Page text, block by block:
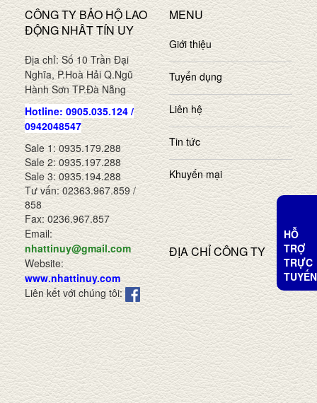
CÔNG TY BẢO HỘ LAO
ĐỘNG NHÂT TÍN UY
Địa chỉ: Số 10 Trần Đại
Nghĩa, P.Hoà Hải Q.Ngũ
Hành Sơn TP.Đà Nẵng
Hotline: 0905.035.124 /
0942048547
Sale 1: 0935.179.288
Sale 2: 0935.197.288
Sale 3: 0935.194.288
Tư vấn: 02363.967.859 /
858
Fax: 0236.967.857
Email:
nhattinuy@gmail.com
Website:
www.nhattinuy.com
Liên kết với chúng tôi:
MENU
Giới thiệu
Tuyển dụng
Liên hệ
Tin tức
Khuyến mại
ĐỊA CHỈ CÔNG TY
HỖ
TRỢ
TRỰC
TUYẾN